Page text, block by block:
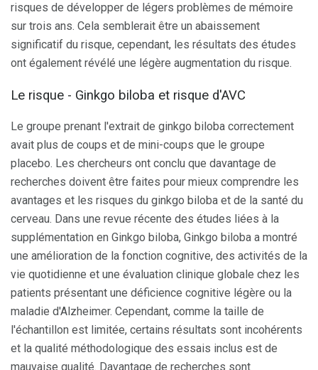
risques de développer de légers problèmes de mémoire
sur trois ans. Cela semblerait être un abaissement
significatif du risque, cependant, les résultats des études
ont également révélé une légère augmentation du risque.
Le risque - Ginkgo biloba et risque d'AVC
Le groupe prenant l'extrait de ginkgo biloba correctement
avait plus de coups et de mini-coups que le groupe
placebo. Les chercheurs ont conclu que davantage de
recherches doivent être faites pour mieux comprendre les
avantages et les risques du ginkgo biloba et de la santé du
cerveau. Dans une revue récente des études liées à la
supplémentation en Ginkgo biloba, Ginkgo biloba a montré
une amélioration de la fonction cognitive, des activités de la
vie quotidienne et une évaluation clinique globale chez les
patients présentant une déficience cognitive légère ou la
maladie d'Alzheimer. Cependant, comme la taille de
l'échantillon est limitée, certains résultats sont incohérents
et la qualité méthodologique des essais inclus est de
mauvaise qualité. Davantage de recherches sont